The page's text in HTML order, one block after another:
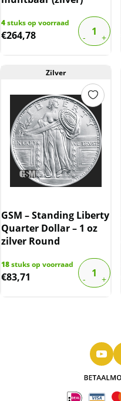
4stuks op voorraad
€264,78
Zilver
GSM – Standing Liberty
Quarter Dollar – 1 oz
zilver Round
18stuks op voorraad
€83,71